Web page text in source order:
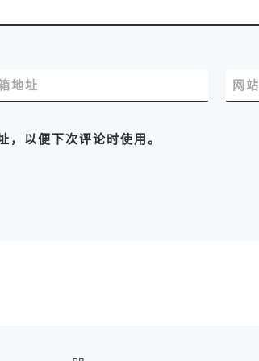
地址 网
以便下次评论时使用。